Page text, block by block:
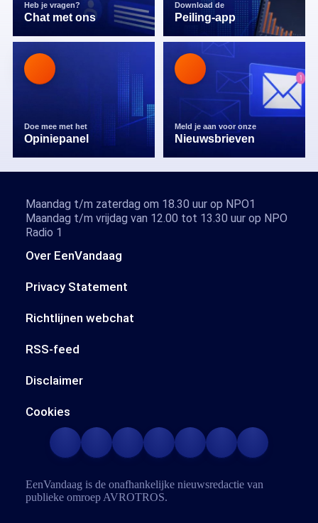
Heb je vragen?
Chat met ons
Download de
Peiling-app
Doe mee met het
Opiniepanel
Meld je aan voor onze
Nieuwsbrieven
Over EenVandaag
Privacy Statement
Richtlijnen webchat
RSS-feed
Disclaimer
Cookies
Maandag t/m zaterdag om 18.30 uur op NPO1
Maandag t/m vrijdag van 12.00 tot 13.30 uur op NPO
Radio 1
EenVandaag is de onafhankelijke nieuwsredactie van
publieke omroep AVROTROS.